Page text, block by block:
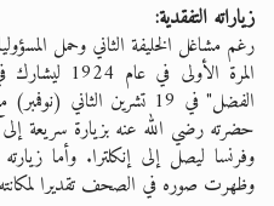
زياراته التفقدية:
رغم مشاغل الخليفة الثاني وحمل
المرة
حضرته رضي الله عنه بزيارة سريعة
وفرنسا ليصل إلى إنكلترا. وأما
وظهرت صوره في الصحف تقديرا